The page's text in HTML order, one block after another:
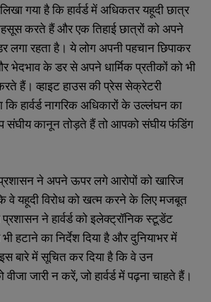
गया है कि हार्वर्ड में अधिकतर यहूदी छात्र
करते हैं और एक तिहाई छात्रों को अपने
लगा रहता है। ये लोग अपनी पहचान छिपाकर
भेदभाव के डर से अपने धार्मिक प्रतीकों को भी
हैं। व्हाइट हाउस की प्रेस सेक्रेटरी
हार्वर्ड नागरिक अधिकारों के उल्लंघन का
कानून तोड़ते हैं तो आपको संघीय फंडिंग
प्रशासन ने अपने ऊपर लगे आरोपों को खारिज
वे यहूदी विरोध को खत्म करने के लिए मजबूत
ने हार्वर्ड को इलेक्ट्रॉनिक स्टूडेंट
हटाने का निर्देश दिया है और दुनियाभर में
बारे में सूचित कर दिया है कि वे उन
वीजा जारी न करें, जो हार्वर्ड में पढ़ना चाहते हैं।